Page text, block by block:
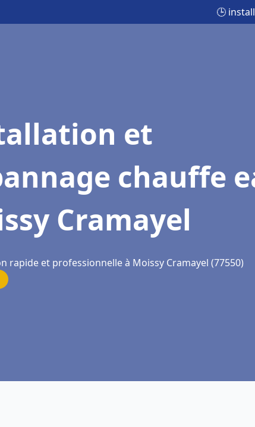
🕒
et
chauffe
Cramayel
rapide et professionnelle à Moissy Cramayel (77550)